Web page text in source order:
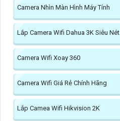
Camera Nhìn Màn Hình Máy Tính
Lắp Camera Wifi Dahua 3K Siêu Nét
Camera Wifi Xoay 360
Camera Wifi Giá Rẻ Chính Hãng
Lắp Camea Wifi Hikvision 2K